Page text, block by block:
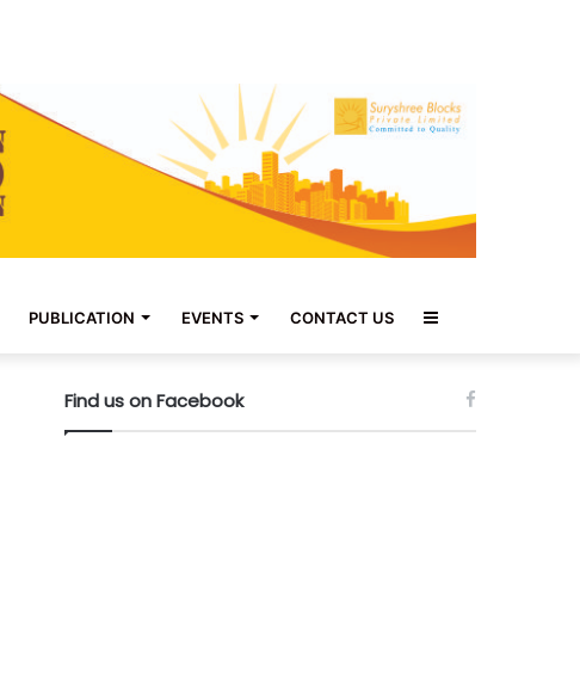
PUBLICATION EVENTS CONTACT US Sidebar
Find us on Facebook